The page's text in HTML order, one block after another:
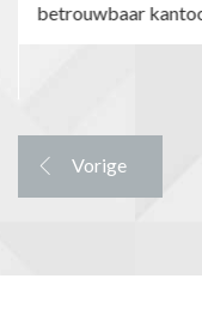
betrouwbaar